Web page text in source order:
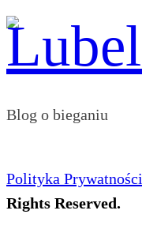
Blog o bieganiu
Polityka Prywatności
Rights Reserved.